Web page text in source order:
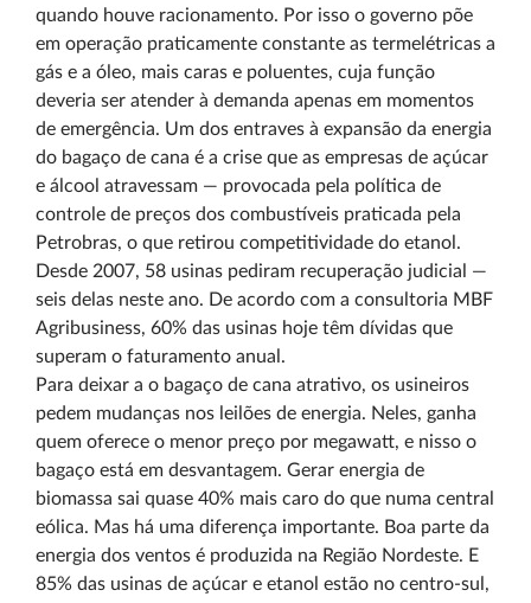
quando houve racionamento. Por isso o governo põe
em operação praticamente constante as termelétricas a
gás e a óleo, mais caras e poluentes, cuja função
deveria ser atender à demanda apenas em momentos
de emergência. Um dos entraves à expansão da energia
do bagaço de cana é a crise que as empresas de açúcar
e álcool atravessam — provocada pela política de
controle de preços dos combustíveis praticada pela
Petrobras, o que retirou competitividade do etanol.
Desde 2007, 58 usinas pediram recuperação judicial —
seis delas neste ano. De acordo com a consultoria MBF
Agribusiness, 60% das usinas hoje têm dívidas que
superam o faturamento anual.
Para deixar a o bagaço de cana atrativo, os usineiros
pedem mudanças nos leilões de energia. Neles, ganha
quem oferece o menor preço por megawatt, e nisso o
bagaço está em desvantagem. Gerar energia de
biomassa sai quase 40% mais caro do que numa central
eólica. Mas há uma diferença importante. Boa parte da
energia dos ventos é produzida na Região Nordeste. E
85% das usinas de açúcar e etanol estão no centro-sul,